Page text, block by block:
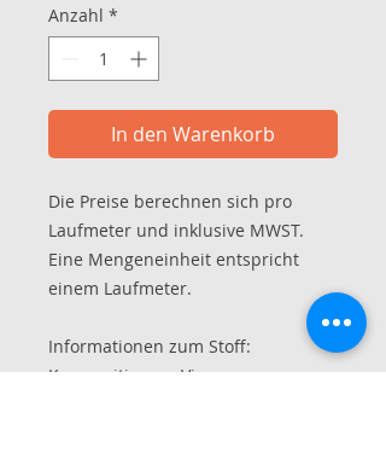
pro
1
Anzahl *
In den Warenkorb
Die Preise berechnen sich pro
Laufmeter und inklusive MWST.
Eine Mengeneinheit entspricht
einem Laufmeter.
Informationen zum Stoff:
Komposition
Viscose